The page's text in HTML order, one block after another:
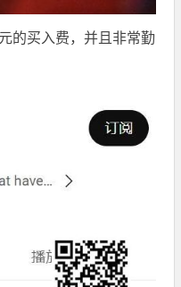
的买入费，并且非常勤